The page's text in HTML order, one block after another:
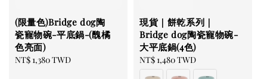
(限量色)Bridge dog陶
瓷寵物碗-平底鍋-(醜橘
色亮面)
Regular
NT$ 1,380 TWD
現貨｜餅乾系列｜
Bridge dog陶瓷寵物碗-
大平底鍋(4色)
Regular
price
NT$ 1,480 TWD